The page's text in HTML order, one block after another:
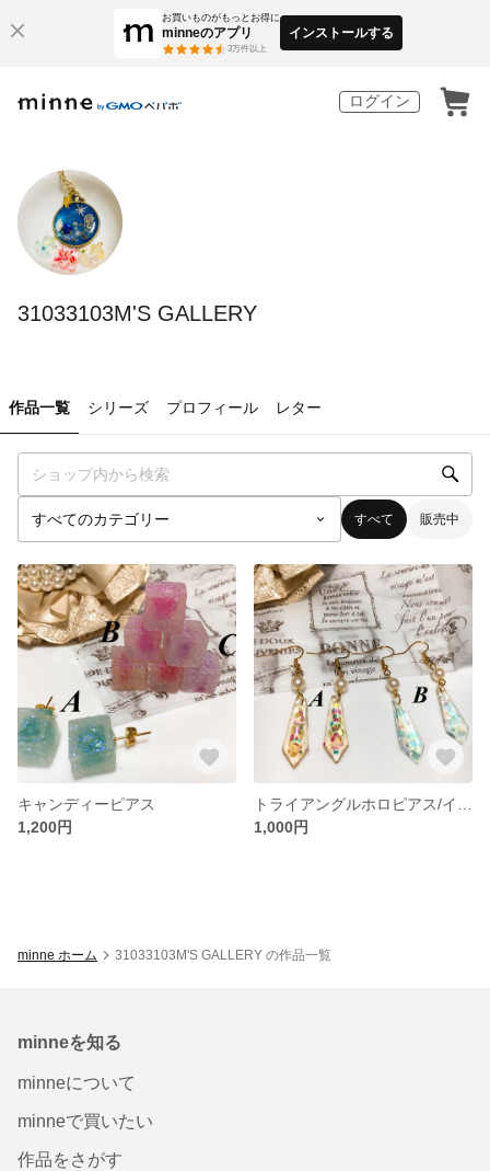
お買いものがもっとお得に
minneのアプリ
3万件以上
インストールする
ログイン
31033103M'S GALLERY
作品一覧 シリーズ プロフィール レター
すべて 販売中
キャンディーピアス
1,200円
1,000円
minne ホーム 31033103M'S GALLERY の作品一覧
minneを知る
minneについて
minneで買いたい
作品をさがす